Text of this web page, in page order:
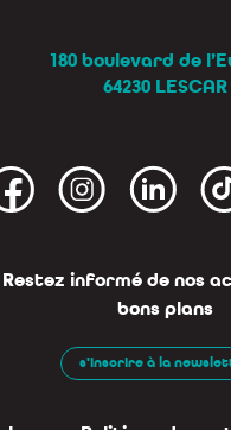
180 boulevard de
64230 LESCAR
Restez informé de nos
bons plans
s'inscrire à la